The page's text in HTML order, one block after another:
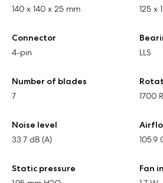
140 x 140 x 25 mm
125 x
Connector
4-pin
LLS
Number of blades
7
1700
Noise level
33.7 dB (A)
105.9
Static pressure
Fan